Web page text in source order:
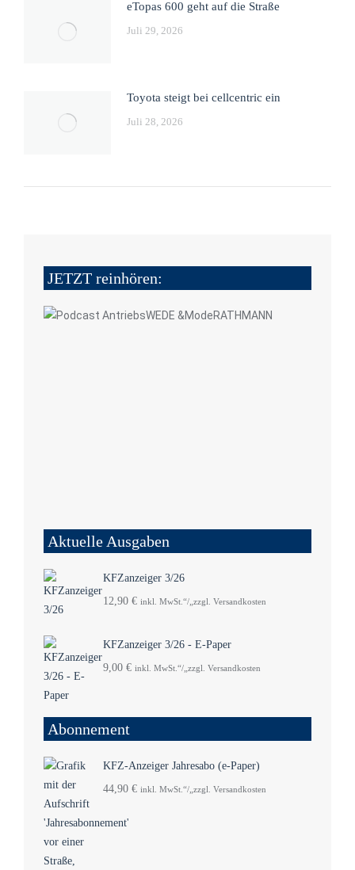
eTopas 600 geht auf die Straße
Juli 29, 2026
Toyota steigt bei cellcentric ein
Juli 28, 2026
JETZT reinhören:
Aktuelle Ausgaben
KFZanzeiger 3/26
12,90 € inkl. MwSt.“/„zzgl. Versandkosten
KFZanzeiger 3/26 - E-Paper
9,00 € inkl. MwSt.“/„zzgl. Versandkosten
Abonnement
KFZ-Anzeiger Jahresabo (e-Paper)
44,90 € inkl. MwSt.“/„zzgl. Versandkosten